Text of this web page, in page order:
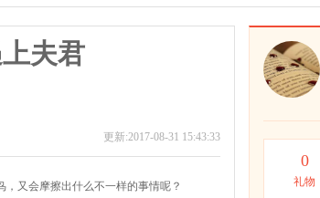
夫君
更新:2017-08-31 15:43:33
又会摩擦出什么不一样的事情呢？
0
礼物